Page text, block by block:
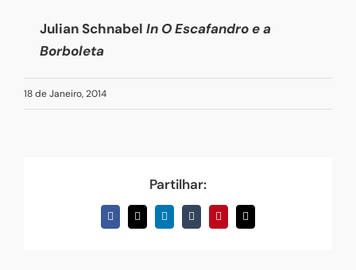
Julian Schnabel In O Escafandro e a
Borboleta
18 de Janeiro, 2014
Partilhar:
Facebook
X LinkedInTumblrPinterestEmail
(necessário